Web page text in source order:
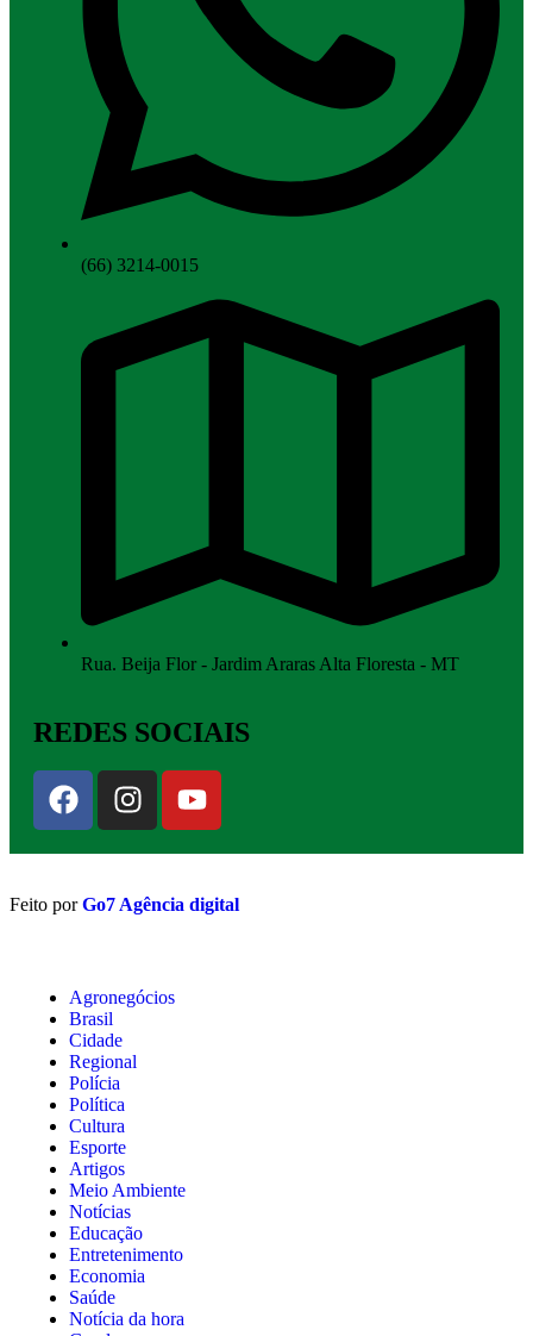
(66) 3214-0015
Rua. Beija Flor - Jardim Araras Alta Floresta - MT
REDES SOCIAIS
Feito porGo7 Agência digital
Agronegócios
Brasil
Cidade
Regional
Polícia
Política
Cultura
Esporte
Artigos
Meio Ambiente
Notícias
Educação
Entretenimento
Economia
Saúde
Notícia da hora